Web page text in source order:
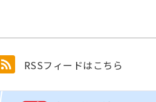
RSSフィードはこちら